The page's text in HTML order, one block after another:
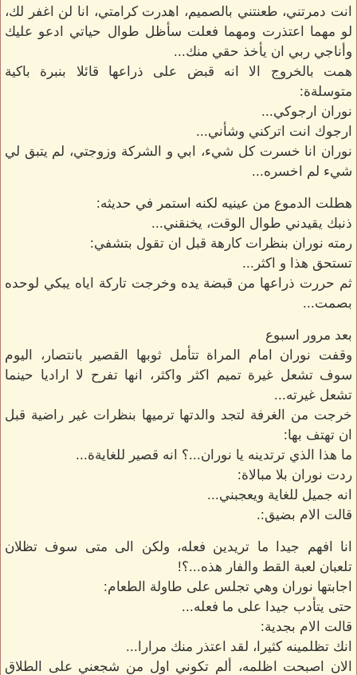
انت دمرتني، طعنتني بالصميم، اهدرت كرامتي، انا لن اغفر لك،
لو مهما اعتذرت ومهما فعلت سأظل طوال حياتي ادعو عليك
وأناجي ربي ان يأخذ حقي منك...
همت بالخروج الا انه قبض على ذراعها قائلا بنبرة باكية
متوسلةة:
نوران ارجوكي...
ارجوك انت اتركني وشأني...
نوران انا خسرت كل شيء، ابي و الشركة وزوجتي، لم يتبق لي
شيء لم اخسره...
هطلت الدموع من عينيه لكنه استمر في حديثه:
ذنبك يقيدني طوال الوقت، يخنقني...
رمته نوران بنظرات كارهة قبل ان تقول بتشفي:
تستحق هذا و اكثر...
ثم حررت ذراعها من قبضة يده وخرجت تاركة اياه يبكي لوحده
بصمت...
بعد مرور اسبوع
وقفت نوران امام المراة تتأمل ثوبها القصير بانتصار، اليوم
سوف تشعل غيرة تميم اكثر واكثر، انها تفرح لا اراديا حينما
تشعل غيرته...
خرجت من الغرفة لتجد والدتها ترميها بنظرات غير راضية قبل
ان تهتف بها:
ما هذا الذي ترتدينه يا نوران...؟ انه قصير للغايةة...
ردت نوران بلا مبالاة:
انه جميل للغاية ويعجبني...
قالت الام بضيق:.
انا افهم جيدا ما تريدين فعله، ولكن الى متى سوف تظلان
تلعبان لعبة القط والفار هذه...؟!
اجابتها نوران وهي تجلس على طاولة الطعام:
حتى يتأدب جيدا على ما فعله...
قالت الام بجدية:
انك تظلمينه كثيرا، لقد اعتذر منك مرارا...
الان اصبحت اظلمه، ألم تكوني اول من شجعني على الطلاق